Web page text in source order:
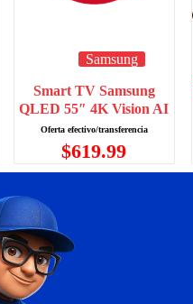
Samsung
Smart TV Samsung
QLED 55″ 4K Vision AI
$619.99